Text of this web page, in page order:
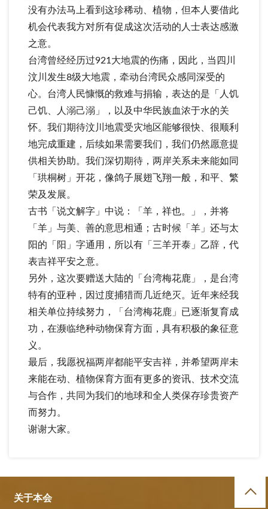
没有办法马上看到这珍稀动、植物，但本人要借此
机会代表我方对所有促成这次活动的人士表达感激
之意。
台湾曾经经历过921大地震的伤痛，因此，当四川
汶川发生8级大地震，牵动台湾民众感同深受的
心。台湾人民慷慨的救难与捐输，表达的是「人饥
己饥、人溺己溺」，以及中华民族血浓于水的关
怀。我们期待汶川地震受灾地区能够很快、很顺利
地完成重建，后续如果需要我们，我们仍然愿意提
供相关协助。我们深切期待，两岸关系未来能如同
「珙桐树」开花，像鸽子展翅飞翔一般，和平、繁
荣及发展。
古书「说文解字」中说：「羊，祥也。」，并将
「羊」与美、善的意思相通；古时候「羊」还与太
阳的「阳」字通用，所以有「三羊开泰」乙辞，代
表吉祥平安之意。
另外，这次要赠送大陆的「台湾梅花鹿」，是台湾
特有的亚种，因过度捕猎而几近绝灭。近年来经我
相关单位持续努力，「台湾梅花鹿」已逐渐复育成
功，在濒临绝种动物保育方面，具有积极的象征意
义。
最后，我愿祝福两岸都能平安吉祥，并希望两岸未
来能在动、植物保育方面有更多的资讯、技术交流
与合作，共同为我们的地球和全人类保存珍贵资产
而努力。
谢谢大家。
关于本会